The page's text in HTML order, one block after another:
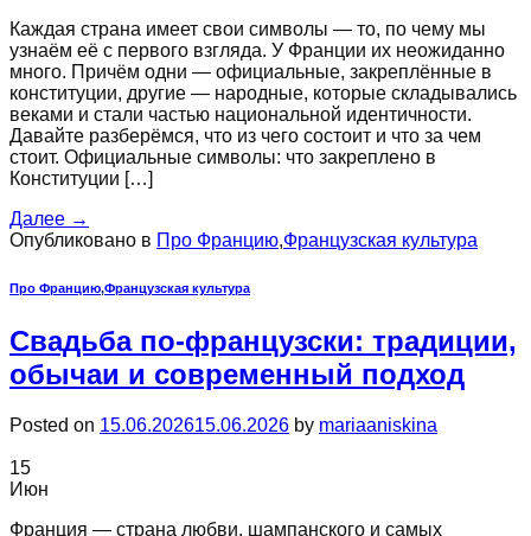
Каждая страна имеет свои символы — то, по чему мы
узнаём её с первого взгляда. У Франции их неожиданно
много. Причём одни — официальные, закреплённые в
конституции, другие — народные, которые складывались
веками и стали частью национальной идентичности.
Давайте разберёмся, что из чего состоит и что за чем
стоит. Официальные символы: что закреплено в
Конституции […]
Далее →
Опубликовано в Про Францию,Французская культура
Про Францию,Французская культура
Свадьба по-французски: традиции,
обычаи и современный подход
Posted on 15.06.202615.06.2026 by mariaaniskina
15
Июн
Франция — страна любви, шампанского и самых